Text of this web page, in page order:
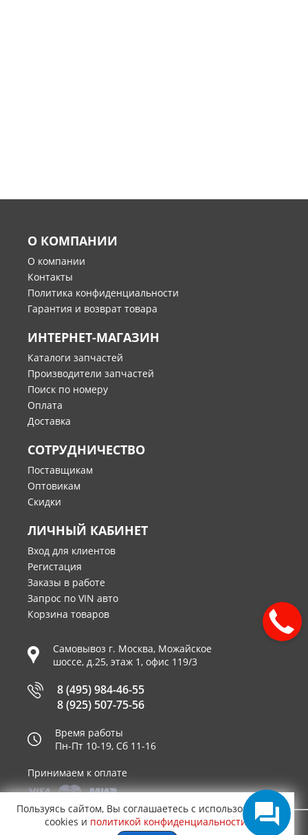
О КОМПАНИИ
О компании
Контакты
Политика конфиденциальности
Гарантия и возврат товара
ИНТЕРНЕТ-МАГАЗИН
Каталоги запчастей
Производители запчастей
Поиск по номеру
Оплата
Доставка
СОТРУДНИЧЕСТВО
Поставщикам
Оптовикам
Скидки
ЛИЧНЫЙ КАБИНЕТ
Вход для клиентов
Регистация
Заказы в работе
Запрос по VIN авто
Корзина товаров
Самовывоз г. Москва, Можайское
шоссе, д.25, этаж 1, офис 119/3
8 (495) 984-46-55
8 (925) 507-75-56
Время работы
Пн-Пт 10-19, Сб 11-16
Принимаем к оплате
© 2003—2026AUTO2.RU™ интернет магазин
Пользуясь сайтом, Вы соглашаетесь с использованием
cookies и политикой конфиденциальности